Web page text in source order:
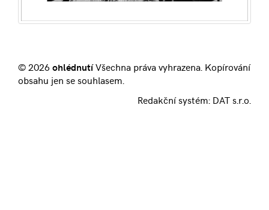
© 2026ohlédnutíVšechna práva vyhrazena. Kopírování
obsahu jen se souhlasem.
Redakční systém: DAT s.r.o.